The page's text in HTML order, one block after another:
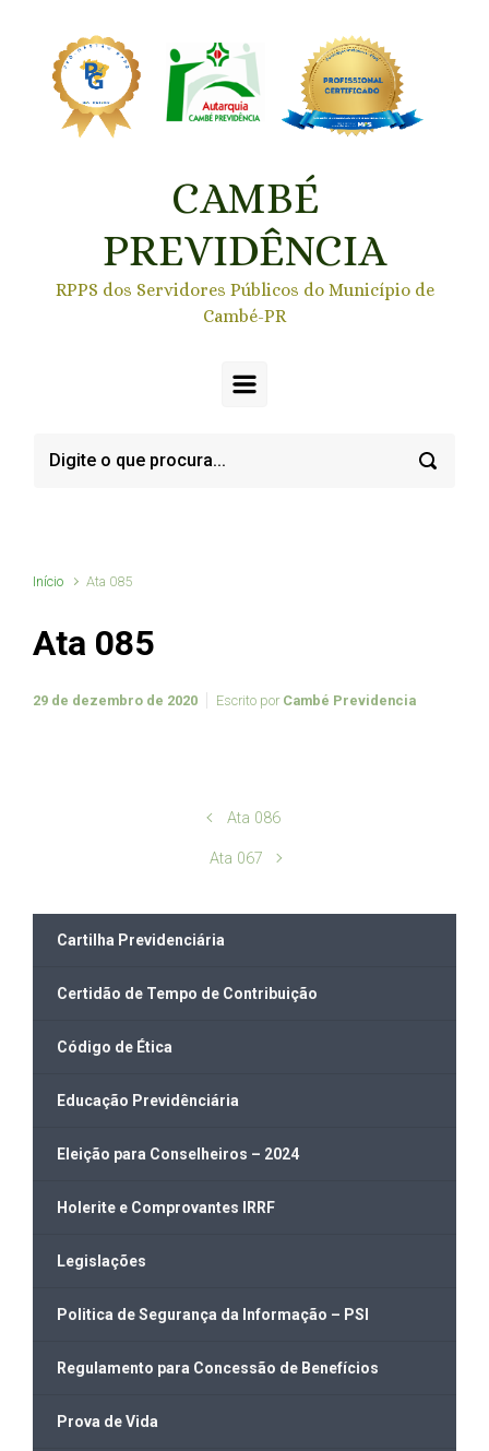
CAMBÉ
PREVIDÊNCIA
RPPS dos Servidores Públicos do Município de
Cambé-PR
Início Ata 085
Ata 085
29 de dezembro de 2020 Escrito por Cambé Previdencia
Ata 086
Ata 067
Cartilha Previdenciária
Certidão de Tempo de Contribuição
Código de Ética
Educação Previdênciária
Eleição para Conselheiros – 2024
Holerite e Comprovantes IRRF
Legislações
Politica de Segurança da Informação – PSI
Regulamento para Concessão de Benefícios
Prova de Vida